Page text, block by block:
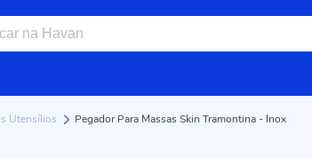
Utensílios Pegador Para Massas Skin Tramontina - Inox